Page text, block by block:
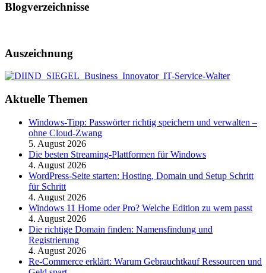
Blogverzeichnisse
Auszeichnung
Aktuelle Themen
Windows-Tipp: Passwörter richtig speichern und verwalten –
ohne Cloud-Zwang
5. August 2026
Die besten Streaming-Plattformen für Windows
4. August 2026
WordPress-Seite starten: Hosting, Domain und Setup Schritt
für Schritt
4. August 2026
Windows 11 Home oder Pro? Welche Edition zu wem passt
4. August 2026
Die richtige Domain finden: Namensfindung und
Registrierung
4. August 2026
Re-Commerce erklärt: Warum Gebrauchtkauf Ressourcen und